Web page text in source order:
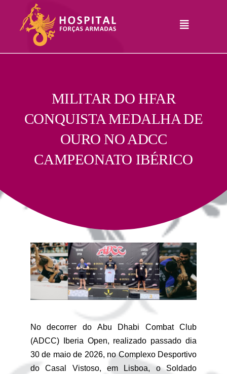
content
Toggle
Serviços
Comunicação
Junte-Se A Nós
Contatos
MILITAR DO HFAR
CONQUISTA MEDALHA DE
OURO NO ADCC
CAMPEONATO IBÉRICO
No decorrer do Abu Dhabi Combat Club
(ADCC) Iberia Open, realizado passado dia
30 de maio de 2026, no Complexo Desportivo
do Casal Vistoso, em Lisboa, o Soldado